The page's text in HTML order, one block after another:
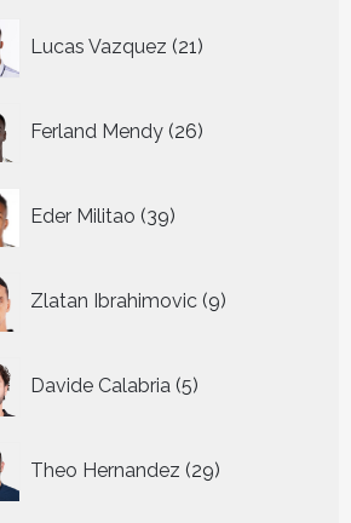
Lucas Vazquez 21
producten
Ferland Mendy 26
producten
Eder Militao 39
producten
Zlatan Ibrahimovic 9
producten
Davide Calabria 5
producten
Theo Hernandez 29
producten